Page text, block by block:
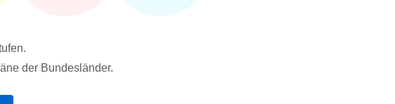
der Bundesländer.